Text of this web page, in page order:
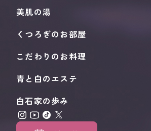
美肌の湯
くつろぎのお部屋
こだわりのお料理
青と白のエステ
白石家の歩み